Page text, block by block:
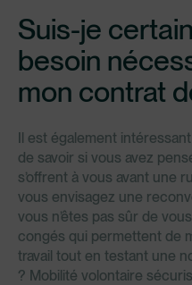
Suis-je
besoin
mon contrat
Il est également
de savoir si vous avez
s’offrent à vous avant une
vous envisagez une
vous n’êtes pas sûr de
congés qui permettent de
travail tout en testant une
? Mobilité volontaire